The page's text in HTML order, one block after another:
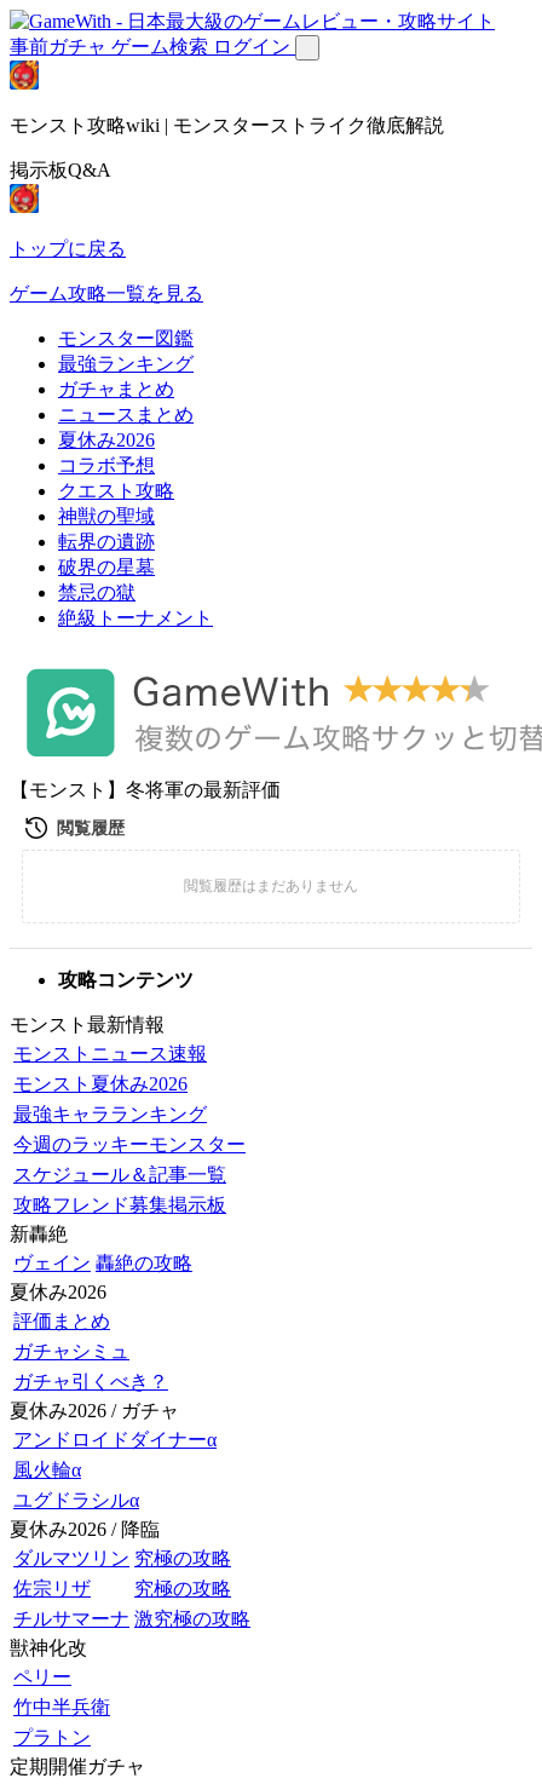
事前ガチャ ゲーム検索 ログイン
モンスト攻略wiki | モンスターストライク徹底解説
掲示板Q&A
トップに戻る
ゲーム攻略一覧を見る
モンスター図鑑
最強ランキング
ガチャまとめ
ニュースまとめ
夏休み2026
コラボ予想
クエスト攻略
神獣の聖域
転界の遺跡
破界の星墓
禁忌の獄
絶級トーナメント
【モンスト】冬将軍の最新評価
攻略コンテンツ
モンスト最新情報
モンストニュース速報
モンスト夏休み2026
最強キャラランキング
今週のラッキーモンスター
スケジュール＆記事一覧
攻略フレンド募集掲示板
新轟絶
ヴェイン 轟絶の攻略
夏休み2026
評価まとめ
ガチャシミュ
ガチャ引くべき？
夏休み2026 / ガチャ
アンドロイドダイナーα
風火輪α
ユグドラシルα
夏休み2026 / 降臨
ダルマツリン 究極の攻略
佐宗リザ
究極の攻略
チルサマーナ 激究極の攻略
獣神化改
ペリー
竹中半兵衛
プラトン
定期開催ガチャ